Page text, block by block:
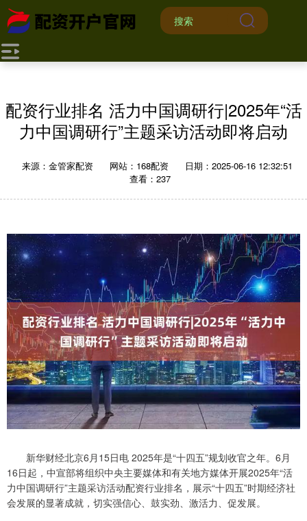
配资行业排名 活力中国调研行|2025年“活
力中国调研行”主题采访活动即将启动
来源：金管家配资 网站：168配资
日期：2025-06-16 12:32:51
查看：237
新华财经北京6月15日电 2025年是“十四五”规划收官之年。6月
16日起，中宣部将组织中央主要媒体和有关地方媒体开展2025年“活
力中国调研行”主题采访活动配资行业排名，展示“十四五”时期经济社
会发展的显著成就，切实强信心、鼓实劲、激活力、促发展。